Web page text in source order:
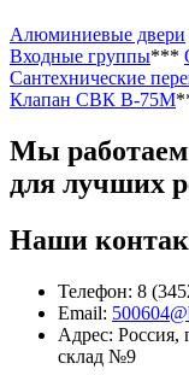
Алюминиевые двери
Входные группы***
Сантехнические
Клапан СВК В-75М
Мы работаем
для лучших
Наши
Телефон: 8
Email:
Адрес: Россия,
склад №9